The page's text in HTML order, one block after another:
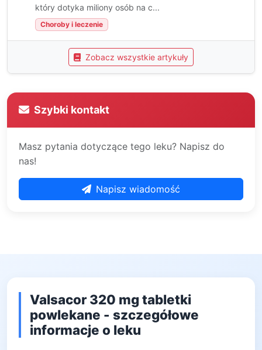
który dotyka miliony osób na c...
Choroby i leczenie
Zobacz wszystkie artykuły
Szybki kontakt
Masz pytania dotyczące tego leku? Napisz do
nas!
Napisz wiadomość
Valsacor 320 mg tabletki
powlekane - szczegółowe
informacje o leku